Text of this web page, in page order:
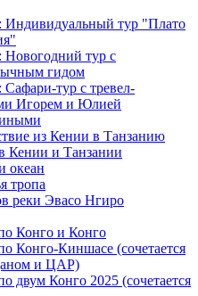
тур "Плато
тур с
гидом
тур с тревел-
Игорем и Юлией
из Кении в Танзанию
Кении и Танзании
океан
тропа
реки Эвасо Нгиро
Конго и Конго
Конго-Киншасе (сочетается
и ЦАР)
двум Конго 2025 (сочетается